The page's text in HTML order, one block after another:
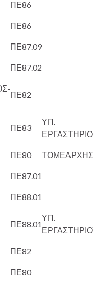
ΠΕ86
ΠΕ86
ΠΕ87.09
ΠΕ87.02
ΠΕ82
ΠΕ83
ΥΠ.
ΠΕ80 ΤΟΜΕΑΡΧΗΣ
ΠΕ87.01
ΠΕ88.01
ΠΕ88.01
ΥΠ.
ΠΕ82
ΠΕ80